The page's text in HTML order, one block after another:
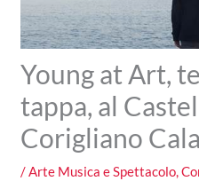
Young at Art,
tappa, al
Corigliano
/Arte Musica e Spettacolo,